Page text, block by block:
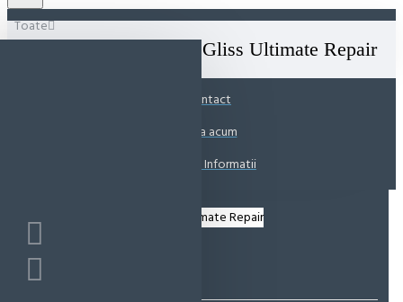
Toate
Balsam Schwarzkopf Gliss Ultimate Repair
Contact
Suna acum
Solicita Informatii